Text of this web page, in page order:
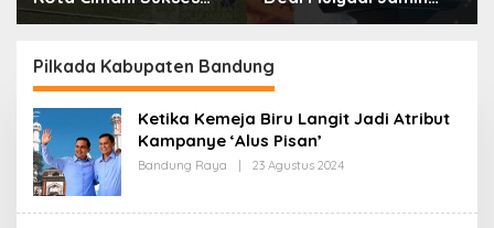
Gelar Piala Soeratin
Biaya RS Korban
Pemprov Jabar
Pilkada Kabupaten Bandung
Ketika Kemeja Biru Langit Jadi Atribut
Kampanye ‘Alus Pisan’
Bandung Raya 23 Agustus 2024
H